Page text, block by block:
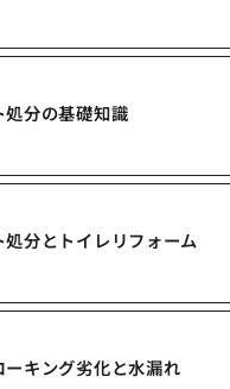
分の基礎知識
分とトイレリフォーム
キング劣化と水漏れ